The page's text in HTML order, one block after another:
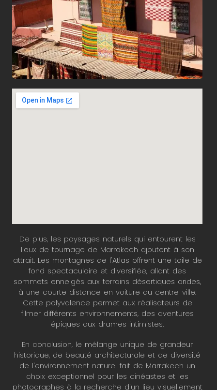
De plus, les paysages naturels qui entourent les
lieux de tournage de Marrakech ajoutent à son
attrait. Les montagnes de l'Atlas offrent une toile de
fond spectaculaire et diversifiée, allant des
sommets enneigés aux terrains désertiques arides,
à une courte distance en voiture du centre-ville.
Cette polyvalence permet aux réalisateurs de
filmer différents environnements, des aventures
épiques aux drames intimistes.
En conclusion, le mélange unique de grandeur
historique, de beauté architecturale et de diversité
de l'environnement naturel fait de Marrakech un
choix exceptionnel pour les cinéastes et les
photographes à la recherche d'un lieu visuellement